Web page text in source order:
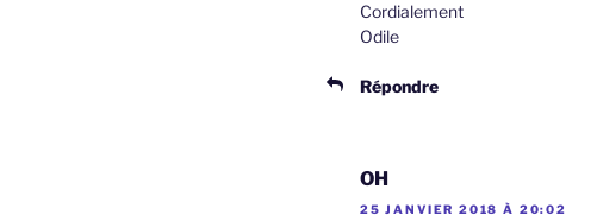
Cordialement
Odile
Répondre
OH
25 JANVIER 2018 À 20:02